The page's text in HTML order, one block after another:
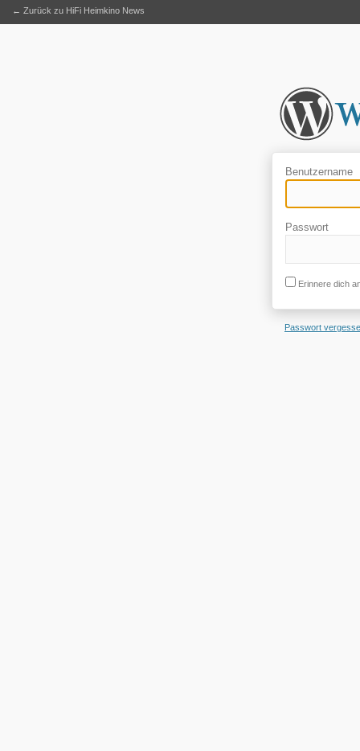
Benutzername
Passwort
Erinnere dich
Passwort
← Zurück zu HiFi Heimkino News